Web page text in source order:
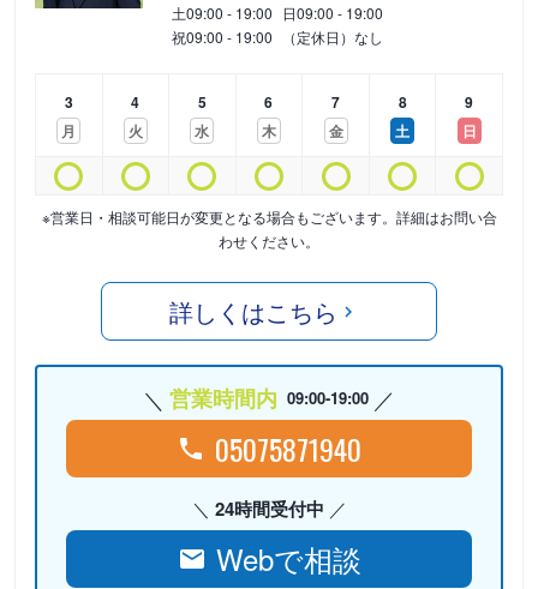
土09:00 - 19:00 日09:00 - 19:00
祝09:00 - 19:00 （定休日）なし
3
月
4
火
5
水
6
木
7
金
8
土
9
日
※営業日・相談可能日が変更となる場合もございます。詳細はお問い合
わせください。
詳しくはこちら
営業時間内 09:00-19:00
05075871940
24時間受付中
Webで相談